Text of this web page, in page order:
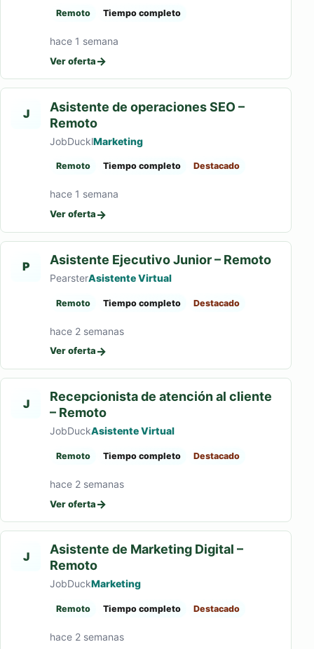
Remoto Tiempo completo
hace 1 semana
Ver oferta→
J
Asistente de operaciones SEO –
Remoto
JobDucklMarketing
Remoto Tiempo completo Destacado
hace 1 semana
Ver oferta→
P Asistente Ejecutivo Junior – Remoto
PearsterAsistente Virtual
Remoto Tiempo completo Destacado
hace 2 semanas
Ver oferta→
J
Recepcionista de atención al cliente
– Remoto
JobDuckAsistente Virtual
Remoto Tiempo completo Destacado
hace 2 semanas
Ver oferta→
J
Asistente de Marketing Digital –
Remoto
JobDuckMarketing
Remoto Tiempo completo Destacado
hace 2 semanas